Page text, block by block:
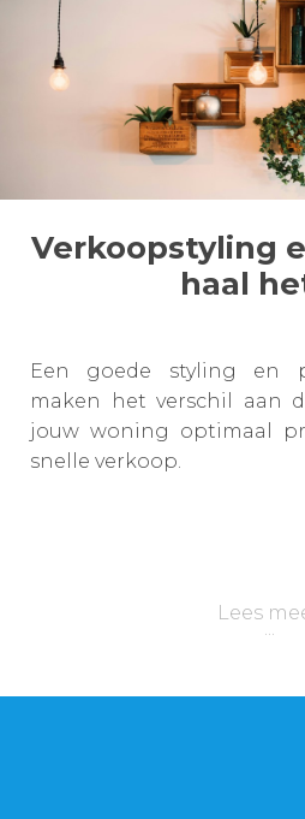
Verkoopstyling
haal
Een goede styling en
maken het verschil aan
jouw woning optimaal
snelle verkoop.
Lees